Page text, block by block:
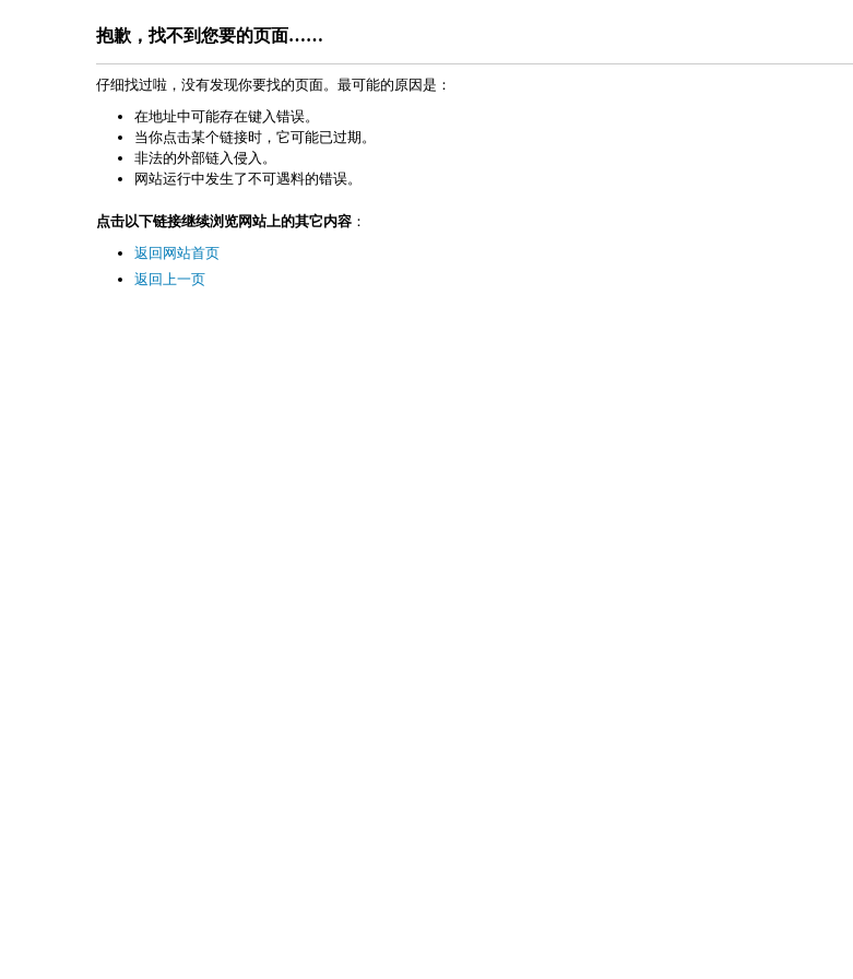
抱歉，找不到您要的页面……
仔细找过啦，没有发现你要找的页面。最可能的原因是：
在地址中可能存在键入错误。
当你点击某个链接时，它可能已过期。
非法的外部链入侵入。
网站运行中发生了不可遇料的错误。
点击以下链接继续浏览网站上的其它内容 ：
返回网站首页
返回上一页